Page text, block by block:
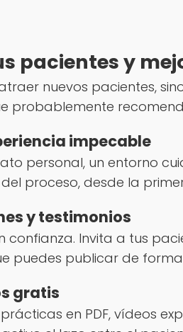
pacientes y
nuevos pacientes,
probablemente
impecable
personal, un entorno
proceso, desde la
y testimonios
confianza. Invita a tus
puedes publicar de
gratis
en PDF, vídeos